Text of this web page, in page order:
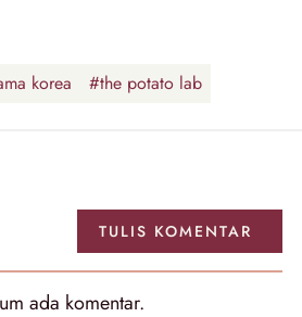
korea #the potato lab
TULIS KOMENTAR
ada komentar.